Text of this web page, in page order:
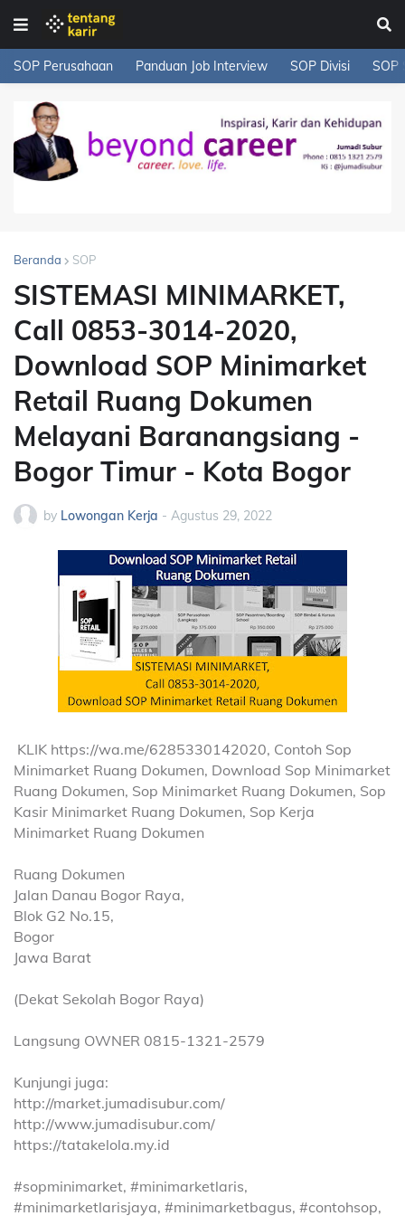
SOP Perusahaan Panduan Job Interview SOP Divisi SOP
Beranda SOP
SISTEMASI MINIMARKET,
Call 0853-3014-2020,
Download SOP Minimarket
Retail Ruang Dokumen
Melayani Baranangsiang -
Bogor Timur - Kota Bogor
by Lowongan Kerja - Agustus 29, 2022
KLIK https://wa.me/6285330142020, Contoh Sop
Minimarket Ruang Dokumen, Download Sop Minimarket
Ruang Dokumen, Sop Minimarket Ruang Dokumen, Sop
Kasir Minimarket Ruang Dokumen, Sop Kerja
Minimarket Ruang Dokumen
Ruang Dokumen
Jalan Danau Bogor Raya,
Blok G2 No.15,
Bogor
Jawa Barat
(Dekat Sekolah Bogor Raya)
Langsung OWNER 0815-1321-2579
Kunjungi juga:
http://market.jumadisubur.com/
http://www.jumadisubur.com/
https://tatakelola.my.id
#sopminimarket, #minimarketlaris,
#minimarketlarisjaya, #minimarketbagus, #contohsop,